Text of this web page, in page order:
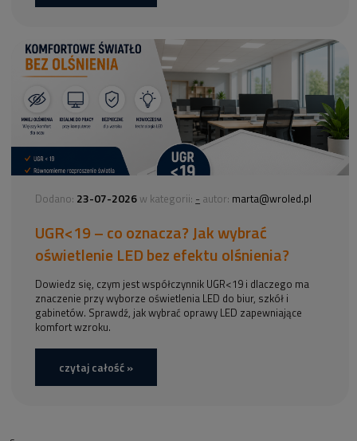
Dodano: 23-07-2026 w kategorii: - autor: marta@wroled.pl
UGR<19 – co oznacza? Jak wybrać
oświetlenie LED bez efektu olśnienia?
Dowiedz się, czym jest współczynnik UGR<19 i dlaczego ma
znaczenie przy wyborze oświetlenia LED do biur, szkół i
gabinetów. Sprawdź, jak wybrać oprawy LED zapewniające
komfort wzroku.
czytaj całość »